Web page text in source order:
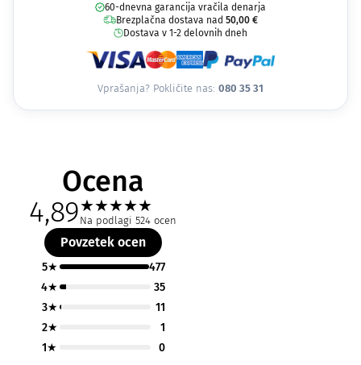
60-dnevna garancija vračila denarja
Brezplačna dostava nad 50,00 €
Dostava v 1-2 delovnih dneh
Vprašanja? Pokličite nas: 080 35 31
Ocena
4,89★★★★★
Na podlagi 524 ocen
Povzetek ocen
5★
477
4★
35
3★
11
2★
1
1★
0